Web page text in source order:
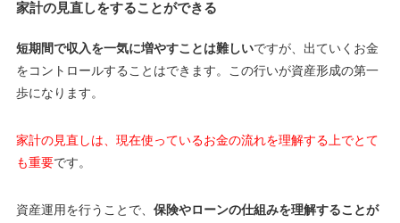
家計の見直しをすることができる
短期間で収入を一気に増やすことは難しいですが、出ていくお金
をコントロールすることはできます。この行いが資産形成の第一
歩になります。
家計の見直しは、現在使っているお金の流れを理解する上でとて
も重要です。
資産運用を行うことで、 保険やローンの仕組みを理解することが